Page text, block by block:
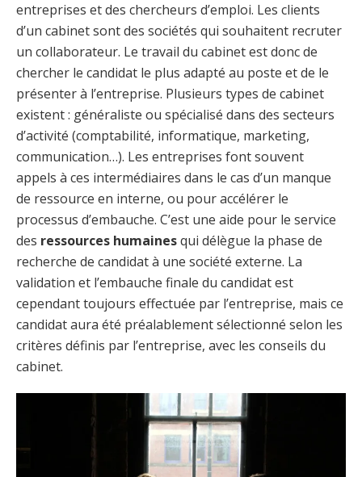
entreprises et des chercheurs d’emploi. Les clients
d’un cabinet sont des sociétés qui souhaitent recruter
un collaborateur. Le travail du cabinet est donc de
chercher le candidat le plus adapté au poste et de le
présenter à l’entreprise. Plusieurs types de cabinet
existent : généraliste ou spécialisé dans des secteurs
d’activité (comptabilité, informatique, marketing,
communication…). Les entreprises font souvent
appels à ces intermédiaires dans le cas d’un manque
de ressource en interne, ou pour accélérer le
processus d’embauche. C’est une aide pour le service
des ressources humainesqui délègue la phase de
recherche de candidat à une société externe. La
validation et l’embauche finale du candidat est
cependant toujours effectuée par l’entreprise, mais ce
candidat aura été préalablement sélectionné selon les
critères définis par l’entreprise, avec les conseils du
cabinet.